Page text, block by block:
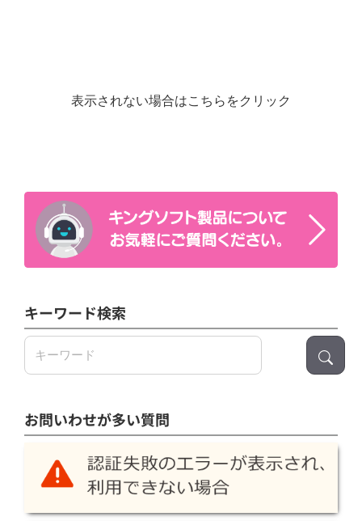
表示されない場合はこちらをクリック
キーワード検索
検
お問いわせが多い質問